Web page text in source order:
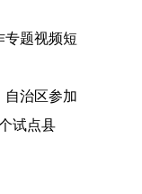
专题视频短
自治区参加
试点县